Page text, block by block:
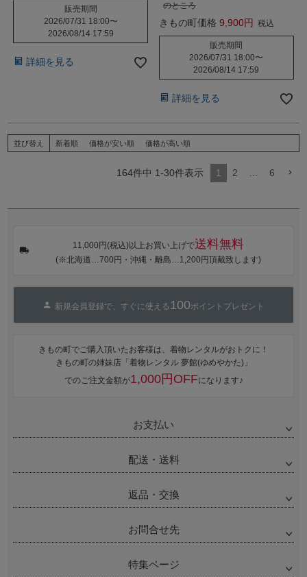
販売期間
2026/07/31 18:00〜
2026/08/14 17:59
詳細を見る
のところ
きもの町価格 9,900 税込
販売期間
2026/07/31 18:00〜
2026/08/14 17:59
詳細を見る
並び替え 新着順 価格が安い順 価格が高い順
164件中 1-30件表示 1 2 6
11,000円(税込)以上お買い上げで送料無料
(※北海道…700円・沖縄・離島…1,200円頂戴致します)
新規会員登録で、すぐに使える 100ポイントプレゼント
きもの町でご購入頂いたお客様は、着物レンタルがおトクに！
きもの町の姉妹店「着物レンタル 夢館(ゆめやかた)」
でのご注文金額が1,000円OFFになります♪
お支払い
配送・送料
返品・交換
お問合せ先
特集ページ